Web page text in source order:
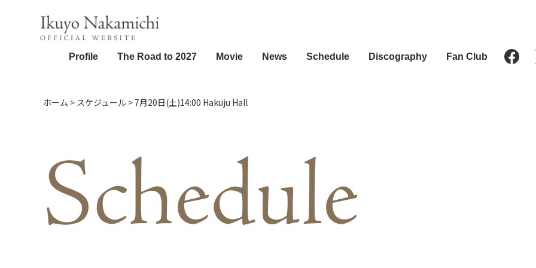
Profile The Road to 2027 Movie News Schedule Discography Fan Club
ホーム > スケジュール > 7月20日(土)14:00 Hakuju Hall